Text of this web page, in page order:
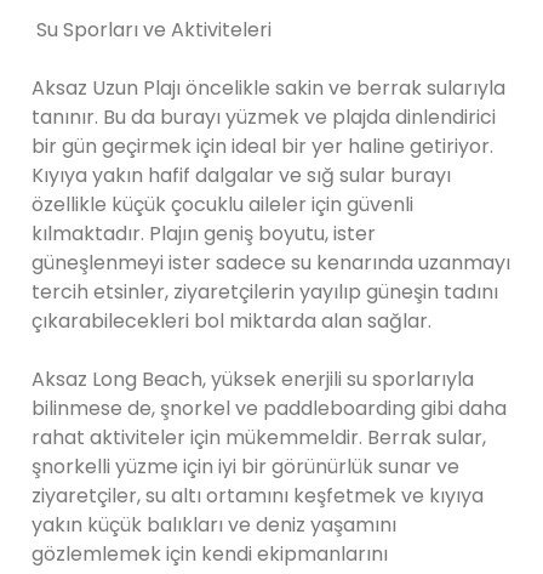
Su Sporları ve Aktiviteleri
Aksaz Uzun Plajı öncelikle sakin ve berrak sularıyla
tanınır. Bu da burayı yüzmek ve plajda dinlendirici
bir gün geçirmek için ideal bir yer haline getiriyor.
Kıyıya yakın hafif dalgalar ve sığ sular burayı
özellikle küçük çocuklu aileler için güvenli
kılmaktadır. Plajın geniş boyutu, ister
güneşlenmeyi ister sadece su kenarında uzanmayı
tercih etsinler, ziyaretçilerin yayılıp güneşin tadını
çıkarabilecekleri bol miktarda alan sağlar.
Aksaz Long Beach, yüksek enerjili su sporlarıyla
bilinmese de, şnorkel ve paddleboarding gibi daha
rahat aktiviteler için mükemmeldir. Berrak sular,
şnorkelli yüzme için iyi bir görünürlük sunar ve
ziyaretçiler, su altı ortamını keşfetmek ve kıyıya
yakın küçük balıkları ve deniz yaşamını
gözlemlemek için kendi ekipmanlarını